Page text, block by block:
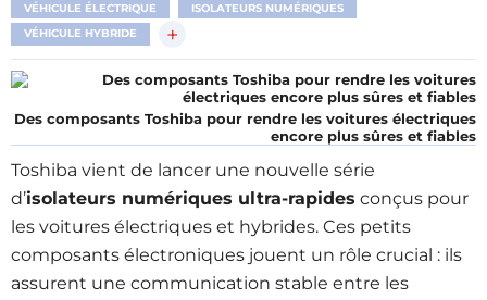
VÉHICULE ÉLECTRIQUE
ISOLATEURS NUMÉRIQUES
VÉHICULE HYBRIDE
+
Des composants Toshiba pour rendre les voitures électriques
encore plus sûres et fiables
Toshiba vient de lancer une nouvelle série
d’isolateurs numériques ultra-rapides conçus pour
les voitures électriques et hybrides. Ces petits
composants électroniques jouent un rôle crucial : ils
assurent une communication stable entre les